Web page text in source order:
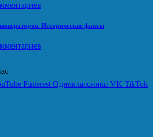
Исторические факты
Pinterest Одноклассники VK TikTok